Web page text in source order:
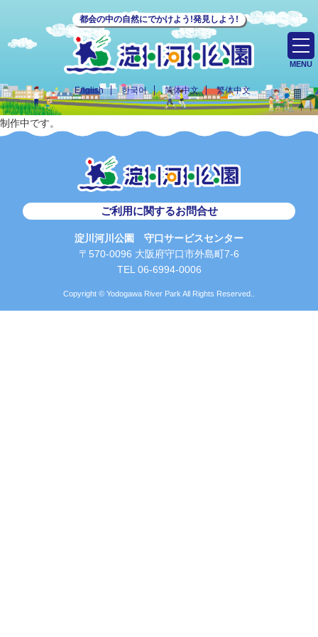
都会の中の自然にでかけよう!発見しよう!
English 한국어 简体中文 繁体中文
MENU
制作中です。
ご利用に関するお問合せ
淀川河川公園 守口サービスセンター
〒570-0096 大阪府守口市外島町7-6
TEL 06-6994-0006
Copyright © Yodogawa River Park All Rights Reserved..